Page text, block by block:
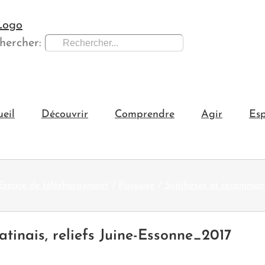
Découvrir Comprendre Agir
reliefs Juine-Essonne_2017